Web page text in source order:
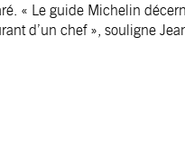
« Le guide Michelin
d’un chef », souligne